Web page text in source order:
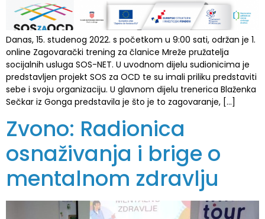
Danas, 15. studenog 2022. s početkom u 9:00 sati, održan je 1.
online Zagovarački trening za članice Mreže pružatelja
socijalnih usluga SOS-NET. U uvodnom dijelu sudionicima je
predstavljen projekt SOS za OCD te su imali priliku predstaviti
sebe i svoju organizaciju. U glavnom dijelu trenerica Blaženka
Sečkar iz Gonga predstavila je što je to zagovaranje, […]
Zvono: Radionica
osnaživanja i brige o
mentalnom zdravlju